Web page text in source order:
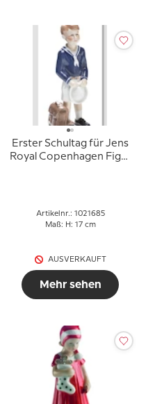
Erster Schultag für Jens
Royal Copenhagen Figur
Artikelnr.: 1021685
Maß: H: 17 cm
AUSVERKAUFT
Mehr sehen